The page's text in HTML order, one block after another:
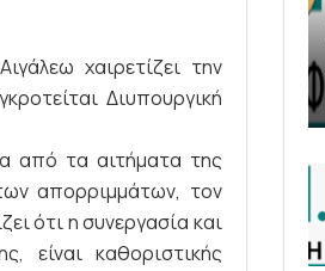
χαιρετίζει την
Διυπουργική
από τα αιτήματα της
απορριμμάτων, τον
ότι η συνεργασία και
είναι καθοριστικής